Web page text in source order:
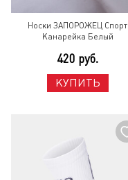
Носки ЗАПОРОЖЕЦ Спорт
Канарейка Белый
420 руб.
КУПИТЬ